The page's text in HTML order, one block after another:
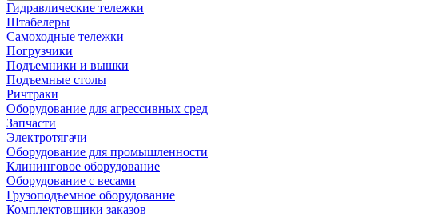
Гидравлические тележки
Штабелеры
Самоходные тележки
Погрузчики
Подъемники и вышки
Подъемные столы
Ричтраки
Оборудование для агрессивных сред
Запчасти
Электротягачи
Оборудование для промышленности
Клининговое оборудование
Оборудование с весами
Грузоподъемное оборудование
Комплектовщики заказов